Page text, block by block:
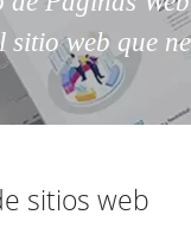
sitio web que
sitios web